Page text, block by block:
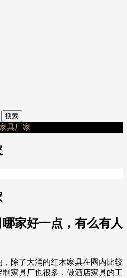
具厂家
家好一点，有么有人
除了大涌的红木家具在圈内比较
家具厂也很多，做酒店家具的工